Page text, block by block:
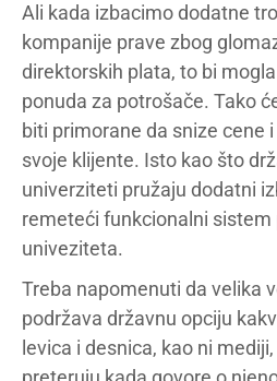
Ali kada izbacimo dodatne
kompanije prave zbog
direktorskih plata, to bi
ponuda za potrošače. Tako
biti primorane da snize cene
svoje klijente. Isto kao što
univerziteti pružaju dodatni
remeteći funkcionalni sistem
univeziteta.
Treba napomenuti da velika
podržava državnu opciju
levica i desnica, kao ni